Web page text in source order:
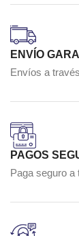
ENVÍO
Envíos a
PAGOS
Paga seguro